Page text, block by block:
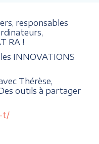
responsables
RA !
INNOVATIONS
Thérèse,
outils à partager
t/